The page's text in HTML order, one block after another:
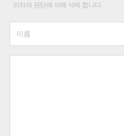
리자의 판단에 의해 삭제 합니다.